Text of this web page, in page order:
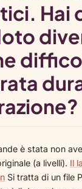
Hai
è stata non
(a livelli). Il
Si tratta di un file